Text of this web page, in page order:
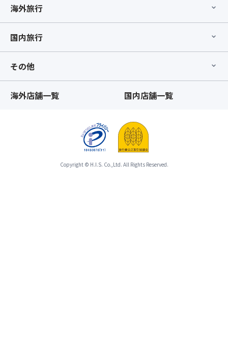
海外旅行
国内旅行
その他
海外店舗一覧 国内店舗一覧
Copyright © H.I.S. Co.,Ltd. All Rights Reserved.